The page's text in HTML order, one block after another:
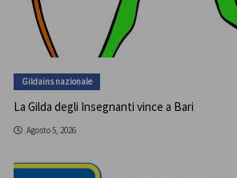
Gildains nazionale
La Gilda degli Insegnanti vince a Bari
Agosto 5, 2026